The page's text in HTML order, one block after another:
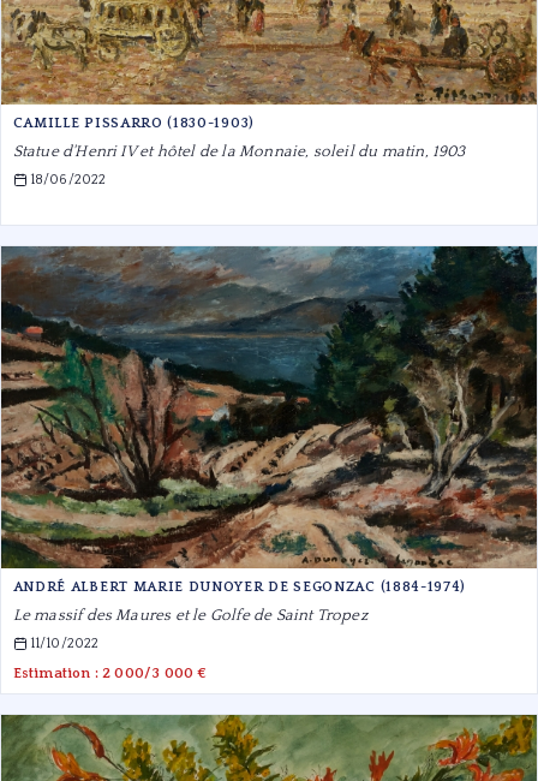
CAMILLE PISSARRO (1830-1903)
Statue d'Henri IV et hôtel de la Monnaie, soleil du matin, 1903
18/06/2022
ANDRÉ ALBERT MARIE DUNOYER DE SEGONZAC (1884-1974)
Le massif des Maures et le Golfe de Saint Tropez
11/10/2022
Estimation : 2 000/3 000 €